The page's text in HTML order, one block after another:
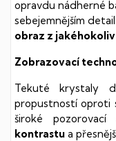
opravdu nádherné
sebejemnějším
obraz z
Zobrazovací
Tekuté krystaly
propustností oproti
široké
kontrastu a